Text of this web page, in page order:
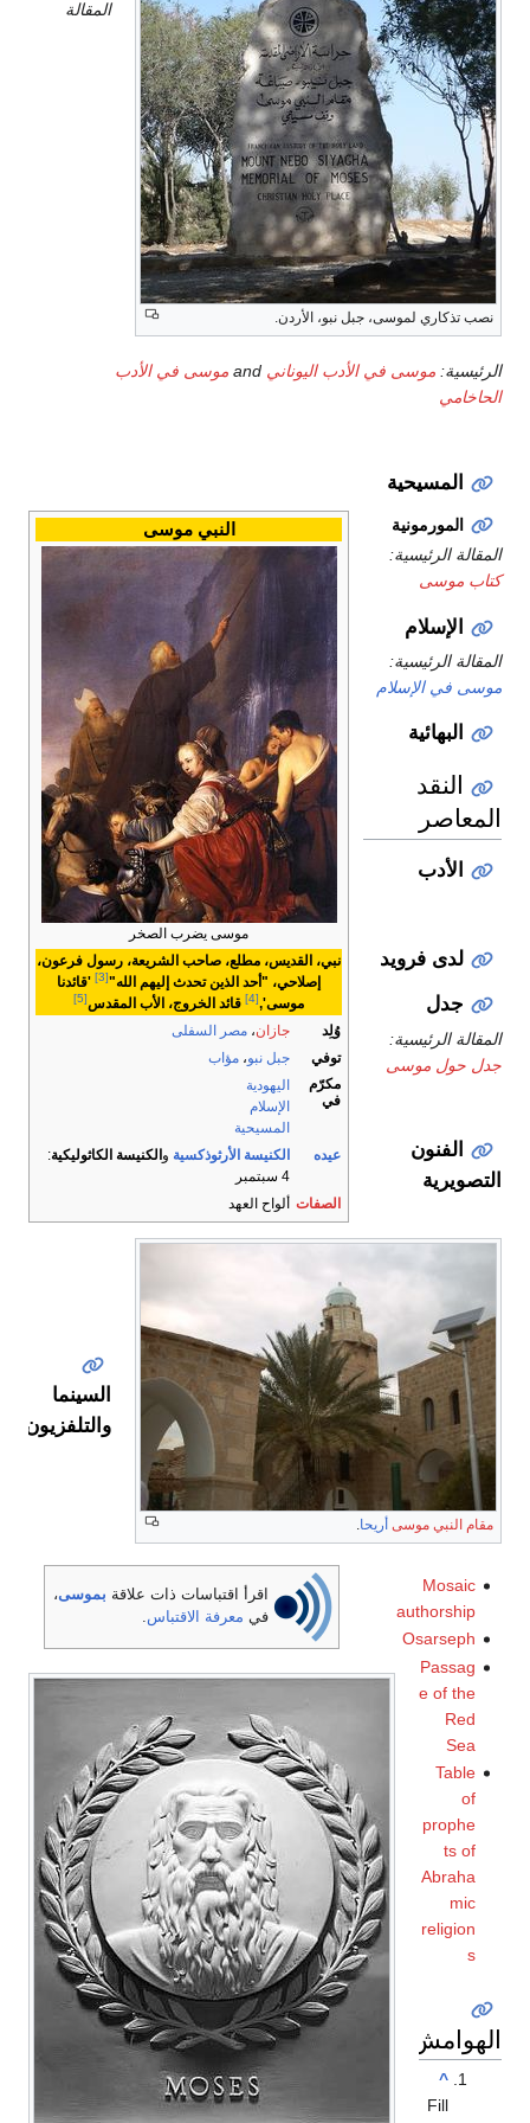
نصب تذكاري لموسى، جبل نبو، الأردن.
المقالة
الرئيسية: موسى في الأدب اليوناني
موسى في الأدب
الحاخامي
المسيحية
النبي موسى
موسى يضرب الصخر
نبي، القديس، مطلع، صاحب الشريعة، رسول فرعون،
إصلاحي، "أحد الذين تحدث إليهم الله"[3]
'قائدنا
موسى',[4] قائد الخروج، الأب المقدس[5]
وُلِد جازان، مصر السفلى
توفي
جبل نبو، مؤاب
مكرّم
في
اليهودية
الإسلام
المسيحية
عيده
الكنيسة الأرثوذكسية و الكنيسة الكاثوليكية:
4 سبتمبر
الصفات
ألواح العهد
المورمونية
المقالة الرئيسية:
كتاب موسى
الإسلام
المقالة الرئيسية:
موسى في الإسلام
مقام النبي موسى أريحا.
البهائية
النقد
المعاصر
الأدب
اقرأ اقتباسات ذات علاقة بموسى،
في معرفة الاقتباس.
لدى فرويد
جدل
المقالة الرئيسية:
جدل حول موسى
الفنون
التصويرية
مايكل
أنگلو
السينما
والتلفزيون
انظر
أيضاً
Mosaic
authorship
Osarseph
Passag
e of the
Red
Sea
Table
of
prophe
ts of
Abraha
mic
religion
s
الهوامش
^
Fill